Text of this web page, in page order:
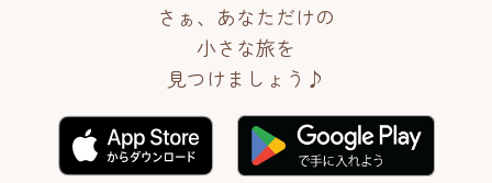
さぁ、あなただけの
小さな旅を
見つけましょう♪